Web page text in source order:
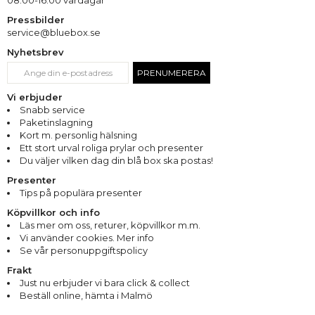
Ätbara presenter/julklappar?
Ätbara julklappar passar ALLA oavsett ålder och intressen och
är en uppskattad julklapp. Här kan du hitta alla våra samlade
delikatesslådor och presentlådor, mumsigt
lådor.Alla perfekta julklappar när det är svårt att välja eller
hitta rätt sak.
Pressbilder
service@bluebox.se
Nyhetsbrev
PRENUMERERA
Vi erbjuder
Snabb service
Paketinslagning
Kort m. personlig hälsning
Ett stort urval roliga prylar och presenter
Du väljer vilken dag din blå box ska postas!
Presenter
Tips på populära presenter
Köpvillkor och info
Läs mer om oss returer köpvillkor m.m.
Vi använder cookies. Mer info
Se vår personuppgiftspolicy
Frakt
Just nu erbjuder vi bara click & collect
Beställ online, hämta i Malmö